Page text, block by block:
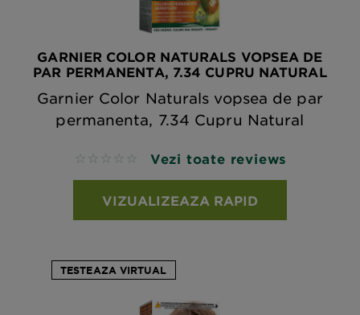
GARNIER COLOR NATURALS VOPSEA DE
PAR PERMANENTA, 7.34 CUPRU NATURAL
Garnier Color Naturals vopsea de par
permanenta, 7.34 Cupru Natural
No reviews Vezi toate reviews
VIZUALIZEAZA RAPID
TESTEAZA VIRTUAL